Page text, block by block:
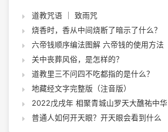
道教咒语 ｜ 致雨咒
烧香时，香从中间烧断了暗示了什么？
六帝钱顺序编法图解 六帝钱的使用方法
关中丧葬风俗，是怎样的？
道教里三不问四不吃都指的是什么？
地藏经文字完整版（注音版）
2022戊戌年 相聚青城山罗天大醮祐中华
普通人如何开天眼？开天眼会看到什么